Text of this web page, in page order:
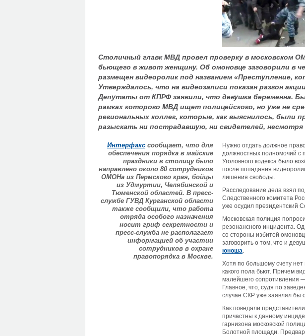
Столичный главк МВД провел проверку в московском
бьющего в живот женщину. Об омоновце заговорили в
размещен видеоролик под названием «Преступление,
Утверждалось, что на видеозаписи показан разгон
Депутаты от КПРФ заявили, что девушка беременна.
рамках которого МВД ищет полицейского, но уже не
региональных коллег, которые, как выяснилось, были
разыскать ни пострадавшую, ни свидетелей,
Интерфакс сообщает, что для
обеспечения порядка в майские
праздники в столицу было
направлено около 80 сотрудников
ОМОНа из Пермского края, бойцы
из Удмуртии, Челябинской и
Тюменской областей. В пресс-
службе ГУВД Курганской области
также сообщили, что работа
отряда особого назначения
носит гриф секретности и
пресс-служба не располагает
информацией об участии
сотрудников в охране
правопорядка в Москве.
Нужно отдать должное
должностных полномочий с
Уголовного кодекса было
после попадания
лишения свободы.
Расследование дела взял
Следственного комитета
уже осудил президентский
Московская полиция
резонансного инцидента.
со стороны избитой
заговорить о том, что и
юноша.
Хотя по большому счету
какого пола бьют. Причем
малейшего сопротивления —
Главное, что, судя по
случае СКР уже заявлял бы
Как поведали
причастны к данному
гарнизона московской
Болотной площади.